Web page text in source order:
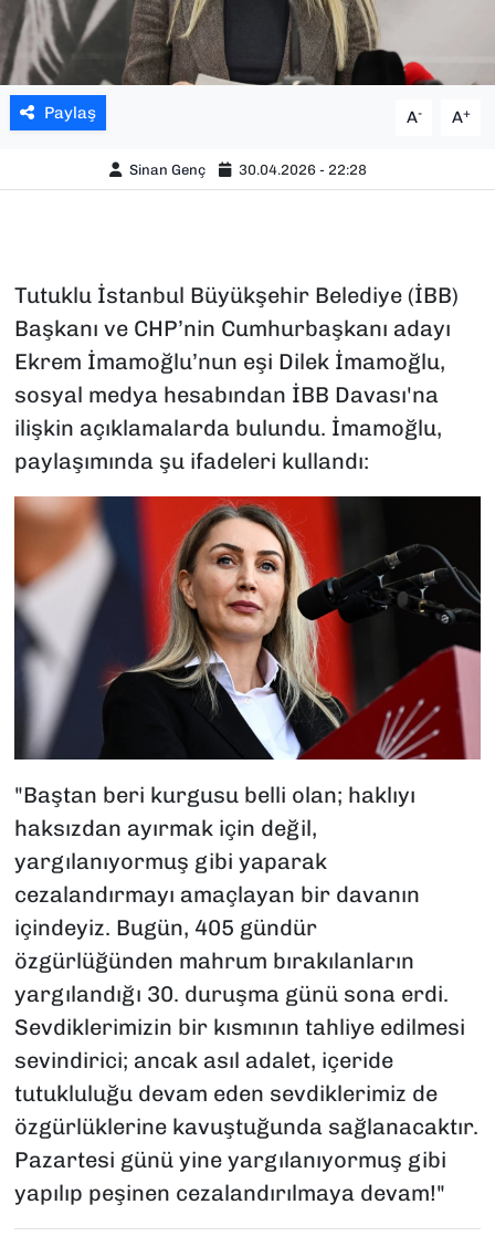
Paylaş A- A+
Sinan Genç 30.04.2026 - 22:28
Tutuklu İstanbul Büyükşehir Belediye (İBB)
Başkanı ve CHP’nin Cumhurbaşkanı adayı
Ekrem İmamoğlu’nun eşi Dilek İmamoğlu,
sosyal medya hesabından İBB Davası'na
ilişkin açıklamalarda bulundu. İmamoğlu,
paylaşımında şu ifadeleri kullandı:
"Baştan beri kurgusu belli olan; haklıyı
haksızdan ayırmak için değil,
yargılanıyormuş gibi yaparak
cezalandırmayı amaçlayan bir davanın
içindeyiz. Bugün, 405 gündür
özgürlüğünden mahrum bırakılanların
yargılandığı 30. duruşma günü sona erdi.
Sevdiklerimizin bir kısmının tahliye edilmesi
sevindirici; ancak asıl adalet, içeride
tutukluluğu devam eden sevdiklerimiz de
özgürlüklerine kavuştuğunda sağlanacaktır.
Pazartesi günü yine yargılanıyormuş gibi
yapılıp peşinen cezalandırılmaya devam!"